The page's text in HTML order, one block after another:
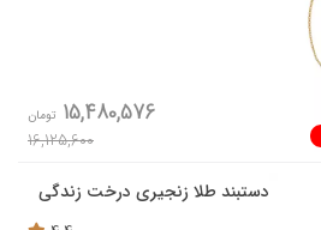
15,480,576 تومان
16,125,600
دستبند طلا زنجیری درخت زندگی